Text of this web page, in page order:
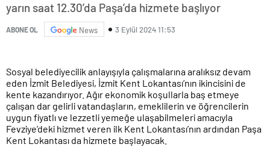
yarın saat 12.30’da Paşa’da hizmete başlıyor
ABONE OL News 3 Eylül 2024 11:53
Sosyal belediyecilik anlayışıyla çalışmalarına aralıksız devam
eden İzmit Belediyesi, İzmit Kent Lokantası’nın ikincisini de
kente kazandırıyor. Ağır ekonomik koşullarla baş etmeye
çalışan dar gelirli vatandaşların, emeklilerin ve öğrencilerin
uygun fiyatlı ve lezzetli yemeğe ulaşabilmeleri amacıyla
Fevziye’deki hizmet veren ilk Kent Lokantası’nın ardından Paşa
Kent Lokantası da hizmete başlayacak.